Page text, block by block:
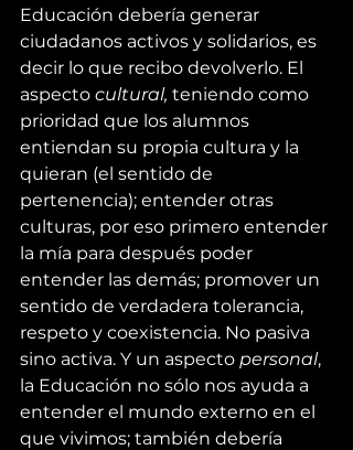
Educación debería generar
ciudadanos activos y solidarios, es
decir lo que recibo devolverlo. El
aspecto cultural, teniendo como
prioridad que los alumnos
entiendan su propia cultura y la
quieran (el sentido de
pertenencia); entender otras
culturas, por eso primero entender
la mía para después poder
entender las demás; promover un
sentido de verdadera tolerancia,
respeto y coexistencia. No pasiva
sino activa. Y un aspecto personal,
la Educación no sólo nos ayuda a
entender el mundo externo en el
que vivimos; también debería